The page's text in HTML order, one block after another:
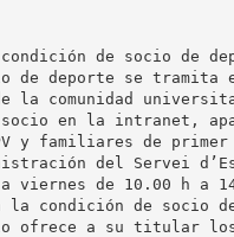
de socio de
de deporte se
la comunidad
en la intranet,
y familiares de
del Servei
viernes de 10.00 h a
la condición de socio
ofrece a su titular